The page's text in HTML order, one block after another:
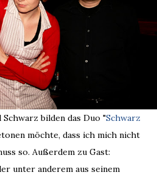
bilden das Duo "Schwarz
möchte, dass ich mich nicht
so. Außerdem zu Gast:
unter anderem aus seinem